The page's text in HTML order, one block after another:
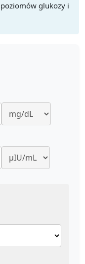
glukozy i